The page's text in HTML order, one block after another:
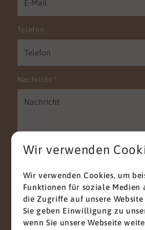
Telefon
Nachricht *
Mit diesem Haken bestätigen
Datenschutzerklärung zur
haben.
Wir nehmen den Schutz Ihrer
Informationen, die Sie über
Wir verwenden
Wir verwenden Cookies, um
Funktionen für soziale Medien
die Zugriffe auf unsere
Sie geben Einwilligung zu
wenn Sie unsere Webseite